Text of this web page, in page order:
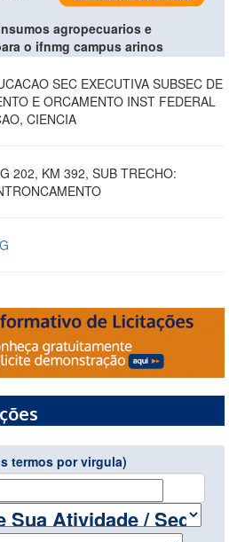
agropecuarios e
o ifnmg campus arinos
SEC EXECUTIVA SUBSEC DE
E ORCAMENTO INST FEDERAL
CIENCIA
202, KM 392, SUB TRECHO:
termos por virgula)